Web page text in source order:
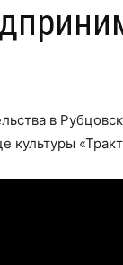
в
культуры